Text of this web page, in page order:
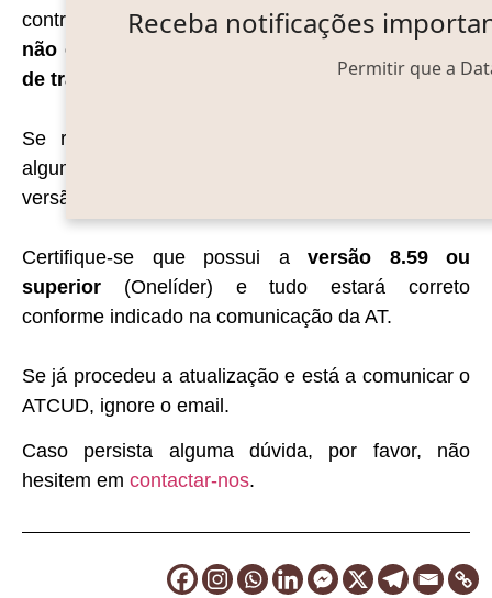
Receba notificações
Permitir que a
contribuintes um email a indicar que osATCUDs
não estão a ser comunicados em documentos
de transporte
Se recebeu esta mensagem significa que em
algum momento foram enviadas guias ainda com
versão que não contempla esta situação.
Certifique-se que possui a versão 8.59 ou
superior (Onelíder) e tudo estará correto
conforme indicado na comunicação da AT.
Se já procedeu a atualização e está a comunicar o
ATCUD, ignore o email.
Caso persista alguma dúvida, por favor, não
hesitem em contactar-nos.